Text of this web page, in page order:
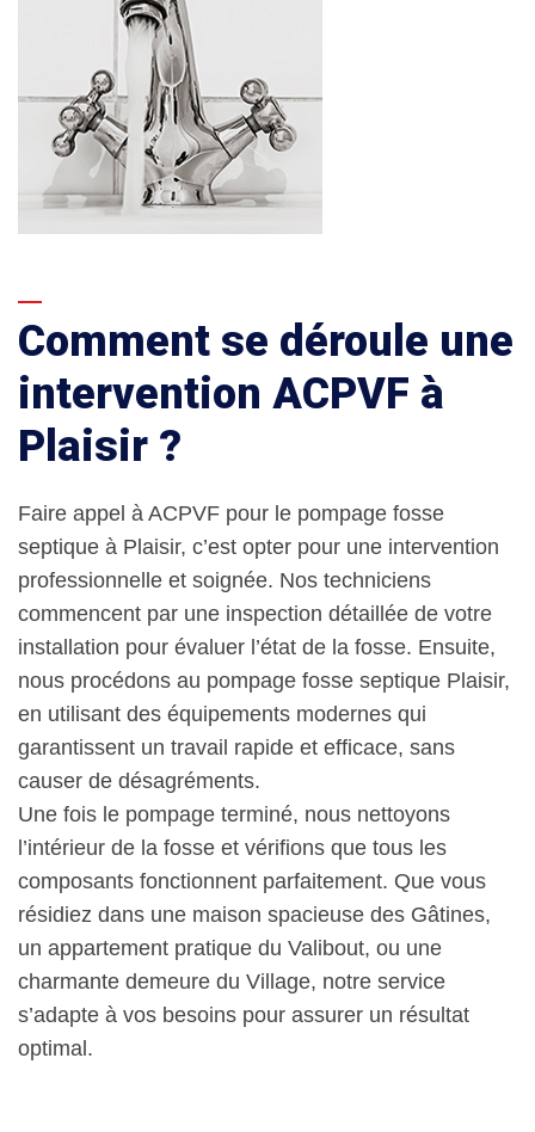
Comment se déroule une
intervention ACPVF à
Plaisir ?
Faire appel à ACPVF pour le pompage fosse
septique à Plaisir, c’est opter pour une intervention
professionnelle et soignée. Nos techniciens
commencent par une inspection détaillée de votre
installation pour évaluer l’état de la fosse. Ensuite,
nous procédons au pompage fosse septique Plaisir,
en utilisant des équipements modernes qui
garantissent un travail rapide et efficace, sans
causer de désagréments.
Une fois le pompage terminé, nous nettoyons
l’intérieur de la fosse et vérifions que tous les
composants fonctionnent parfaitement. Que vous
résidiez dans une maison spacieuse des Gâtines,
un appartement pratique du Valibout, ou une
charmante demeure du Village, notre service
s’adapte à vos besoins pour assurer un résultat
optimal.